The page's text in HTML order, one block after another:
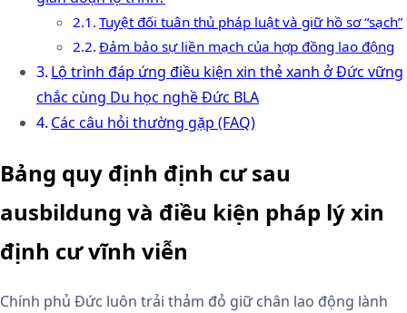
Tuyệt đối tuân thủ pháp luật và giữ hồ sơ “sạch”
Đảm bảo sự liền mạch của hợp đồng lao động
Lộ trình đáp ứng điều kiện xin thẻ xanh ở Đức vững
chắc cùng Du học nghề Đức BLA
Các câu hỏi thường gặp (FAQ)
Bảng quy định định cư sau
ausbildung và điều kiện pháp lý xin
định cư vĩnh viễn
Chính phủ Đức luôn trải thảm đỏ giữ chân lao động lành